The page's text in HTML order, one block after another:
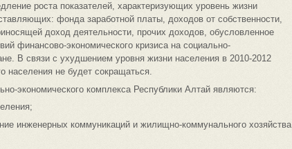
роста показателей, характеризующих уровень жизни
фонда заработной платы, доходов от собственности,
доход деятельности, прочих доходов, обусловленное
финансово-экономического кризиса на социально-
В связи с ухудшением уровня жизни населения в 2010-2012
населения не будет сокращаться.
экономического комплекса Республики Алтай являются:
инженерных коммуникаций и жилищно-коммунального хозяйства,